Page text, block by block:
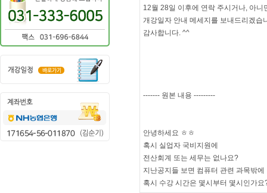
12월 28일 이후에 연락 주시거나, 아니
개강일자 안내 메세지를 보내드리겠습
감사합니다. ^^
------- 원본 내용 ---------
안녕하세요 ㅎㅎ
혹시 실업자 국비지원에
전산회계 또는 세무는 없나요?
지난공지들 보면 컴퓨터 관련 과목밖
혹시 수강 시간은 몇시부터 몇시인가요